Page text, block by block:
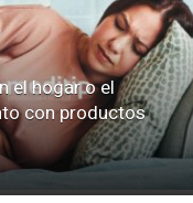
el hogar o el
con productos